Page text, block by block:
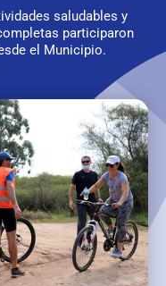
saludables y
participaron
el Municipio.